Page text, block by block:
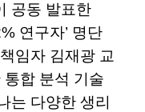
공동 발표한
연구자’ 명단
임자 김재광 교
통합 분석 기술
는 다양한 생리